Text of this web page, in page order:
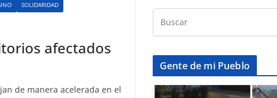
SOLIDARIDAD
afectados
de manera acelerada en el
Gente de mi Pueblo